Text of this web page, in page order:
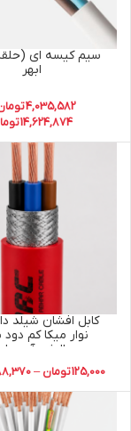
سیم کیسه ای
ابهر
4,035,582
14,624,874
کابل افشان شیلد
نوار میکا کم
هالوژن آرین
125,000تومان –